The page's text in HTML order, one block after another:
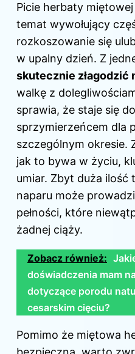
Picie herbaty
temat wywołujący
rozkoszowanie się
w upalny dzień. Z
skutecznie złagodzić
walkę z
sprawia, że staje się
sprzymierzeńcem dla
szczególnym okresie.
jak to bywa w życiu,
umiar. Zbyt duża ilość
naparu może
pełności, które
żadnej ciąży.
Zobacz również:
doświadczenia mam
dotyczące porodu
cesarskim cięciu?
Pomimo że miętowa